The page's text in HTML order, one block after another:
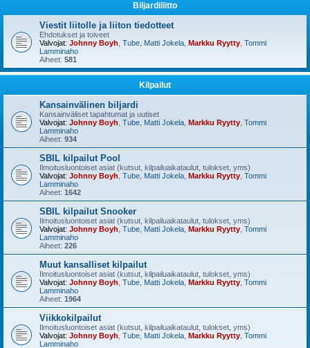
Biljardiliitto
Viestit liitolle ja liiton tiedotteet
Ehdotukset ja toiveet
Valvojat: Johnny Boyh Tube Matti Jokela Markku Ryytty Tommi
Lamminaho
Aiheet: 581
Kilpailut
Kansainvälinen biljardi
Kansainväliset tapahtumat ja uutiset
Valvojat: Johnny Boyh Tube Matti Jokela Markku Ryytty Tommi
Lamminaho
Aiheet: 934
SBIL kilpailut Pool
Ilmoitusluontoiset asiat (kutsut, kilpailuaikataulut, tulokset, yms)
Valvojat: Johnny Boyh Tube Matti Jokela Markku Ryytty Tommi
Lamminaho
Aiheet: 1642
SBIL kilpailut Snooker
Ilmoitusluontoiset asiat (kutsut, kilpailuaikataulut, tulokset, yms)
Valvojat: Johnny Boyh Tube Matti Jokela Markku Ryytty Tommi
Lamminaho
Aiheet: 226
Muut kansalliset kilpailut
Ilmoitusluontoiset asiat (kutsut, kilpailuaikataulut, tulokset, yms)
Valvojat: Johnny Boyh Tube Matti Jokela Markku Ryytty Tommi
Lamminaho
Aiheet: 1964
Viikkokilpailut
Ilmoitusluontoiset asiat (kutsut, kilpailuaikataulut, tulokset, yms)
Valvojat: Johnny Boyh Tube Matti Jokela Markku Ryytty Tommi
Lamminaho